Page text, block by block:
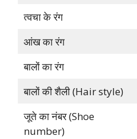
त्वचा के रंग
आंख का रंग
बालों का रंग
बालों की शैली (Hair style)
जूते का नंबर (Shoe
number)